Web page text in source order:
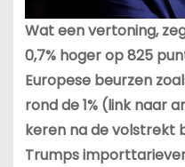
Wat een vertoning,
0,7% hoger op 825
Europese beurzen
rond de 1% (link naar
keren na de volstrekt
Trumps